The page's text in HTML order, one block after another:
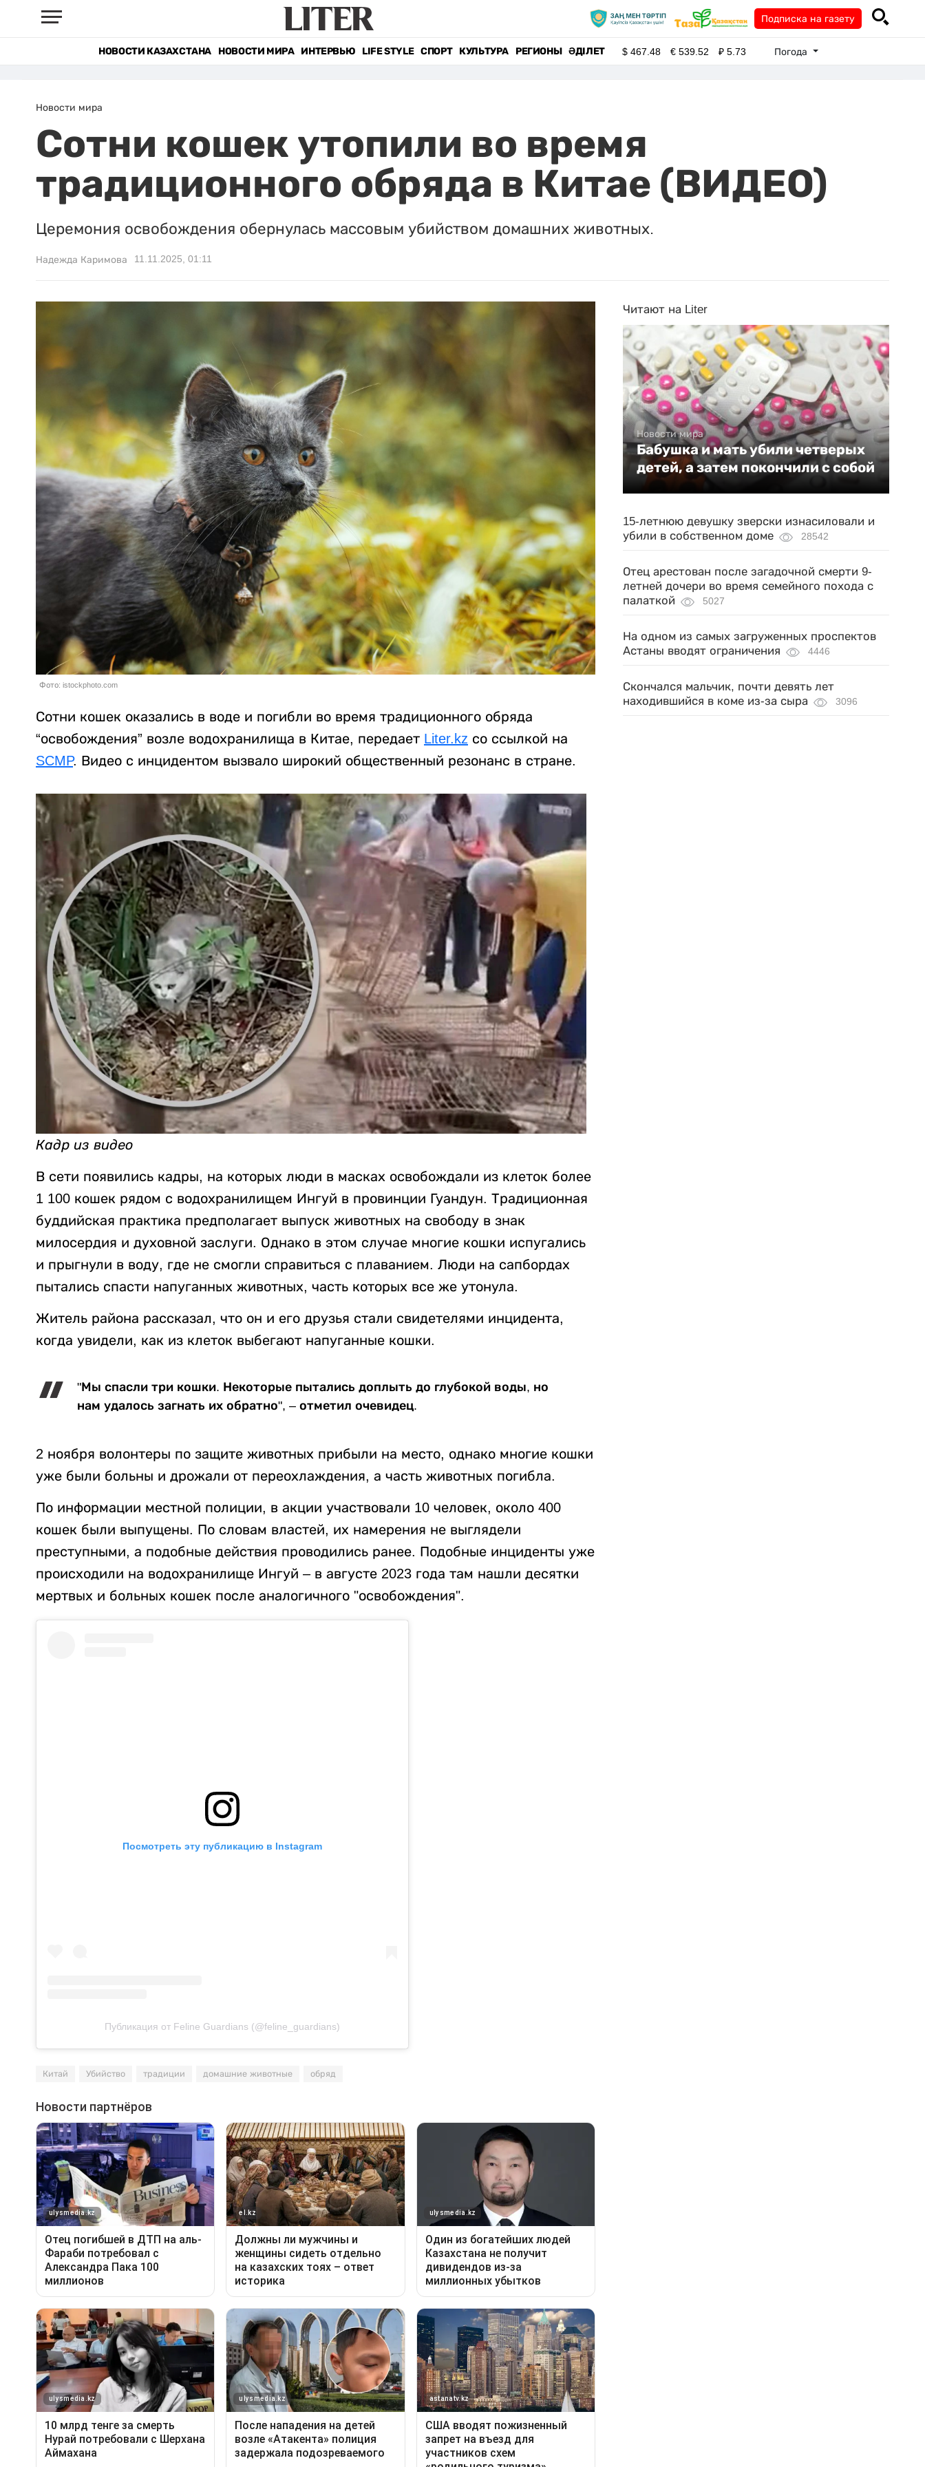
Подписка на газету
НОВОСТИ КАЗАХСТАНА НОВОСТИ МИРА ИНТЕРВЬЮ LIFE STYLE СПОРТ КУЛЬТУРА РЕГИОНЫ ӘДІЛЕТ $467.48 €539.52 ₽5.73 Погода
Новости мира
Сотни кошек утопили во время
традиционного обряда в Китае (ВИДЕО)
Церемония освобождения обернулась массовым убийством домашних животных.
Надежда Каримова 11.11.2025, 01:11
Фото: istockphoto.com
Сотни кошек оказались в воде и погибли во время традиционного обряда
“освобождения” возле водохранилища в Китае, передает Liter.kz со ссылкой на
SCMP. Видео с инцидентом вызвало широкий общественный резонанс в стране.
Кадр из видео
В сети появились кадры, на которых люди в масках освобождали из клеток более
1 100 кошек рядом с водохранилищем Ингуй в провинции Гуандун. Традиционная
буддийская практика предполагает выпуск животных на свободу в знак
милосердия и духовной заслуги. Однако в этом случае многие кошки испугались
и прыгнули в воду, где не смогли справиться с плаванием. Люди на сапбордах
пытались спасти напуганных животных, часть которых все же утонула.
Житель района рассказал, что он и его друзья стали свидетелями инцидента,
когда увидели, как из клеток выбегают напуганные кошки.
"Мы спасли три кошки. Некоторые пытались доплыть до глубокой воды, но
нам удалось загнать их обратно", – отметил очевидец.
2 ноября волонтеры по защите животных прибыли на место, однако многие кошки
уже были больны и дрожали от переохлаждения, а часть животных погибла.
По информации местной полиции, в акции участвовали 10 человек, около 400
кошек были выпущены. По словам властей, их намерения не выглядели
преступными, а подобные действия проводились ранее. Подобные инциденты уже
происходили на водохранилище Ингуй – в августе 2023 года там нашли десятки
мертвых и больных кошек после аналогичного "освобождения".
Посмотреть эту публикацию в Instagram
Публикация от Feline Guardians (@feline_guardians)
Китай Убийство традиции домашние животные обряд
Читают на Liter
Новости мира
Бабушка и мать убили четверых
детей, а затем покончили с собой
15-летнюю девушку зверски изнасиловали и
убили в собственном доме
28542
Отец арестован после загадочной смерти 9-
летней дочери во время семейного похода с
палаткой
5027
На одном из самых загруженных проспектов
Астаны вводят ограничения
4446
Скончался мальчик, почти девять лет
находившийся в коме из-за сыра
3096